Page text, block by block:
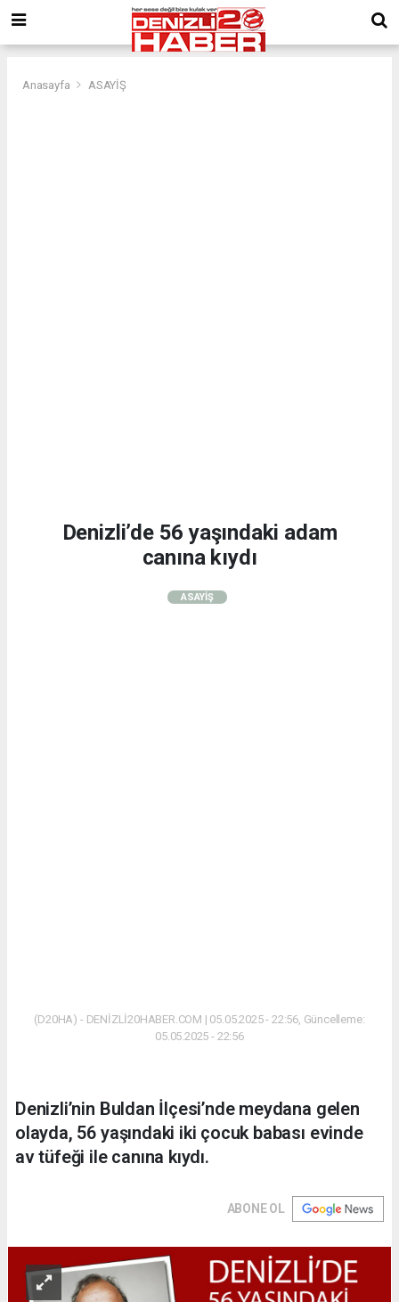
Anasayfa ASAYİŞ
Denizli’de 56 yaşındaki adam
canına kıydı
ASAYİŞ
(D20HA) - DENİZLİ20HABER.COM | 05.05.2025 - 22:56, Güncelleme:
05.05.2025 - 22:56
Denizli’nin Buldan İlçesi’nde meydana gelen
olayda, 56 yaşındaki iki çocuk babası evinde
av tüfeği ile canına kıydı.
ABONE OL